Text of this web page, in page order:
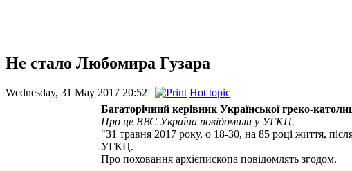
Не стало Любомира Гузара
Wednesday, 31 May 2017 20:52 |
Hot topic
Багаторічний керівник Української греко-
Про це ВВС Україна повідомили у УГКЦ.
"31 травня 2017 року, о 18-30, на 85 році життя,
УГКЦ.
Про поховання архієпископа повідомлять згодом.